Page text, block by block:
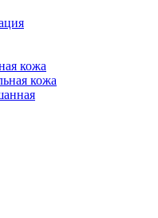
кожа
кожа